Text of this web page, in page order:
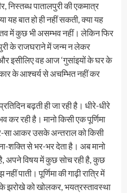
निस्तब्ध पातालपुरी की एकमात्र
यह बात हो ही नहीं सकती, क्या यह
में कुछ भी असम्भव नहीं। लेकिन फिर
के राजघराने में जन्म न लेकर
इसीलिए वह आज ‘गुसांइयों के घर के
के आश्चर्य से अचम्भित नहीं कर
बढ़ती ही जा रही है। धीरे-धीरे
रही है। मानो किसी एक पूर्णिमा
सा आकर उसके अन्तराल को किसी
शक्ति से भर-भर देता है। अब मानो
अपने विषय में कुछ सोच रही है, कुछ
पाती। पूर्णिमा की गाढ़ी रात्रि में
झरोखे को खोलकर, भयत्रस्तावस्था